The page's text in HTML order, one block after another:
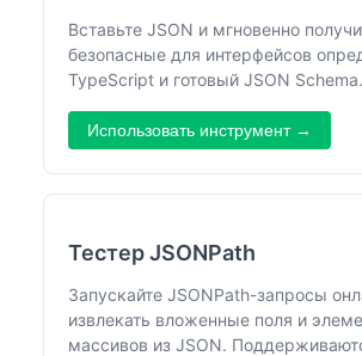
Вставьте JSON и мгновенно
безопасные для интерфейсов
TypeScript и готовый JSON Schema.
Использовать инструмент →
Тестер JSONPath
Запускайте JSONPath-запросы
извлекать вложенные поля и
массивов из JSON.